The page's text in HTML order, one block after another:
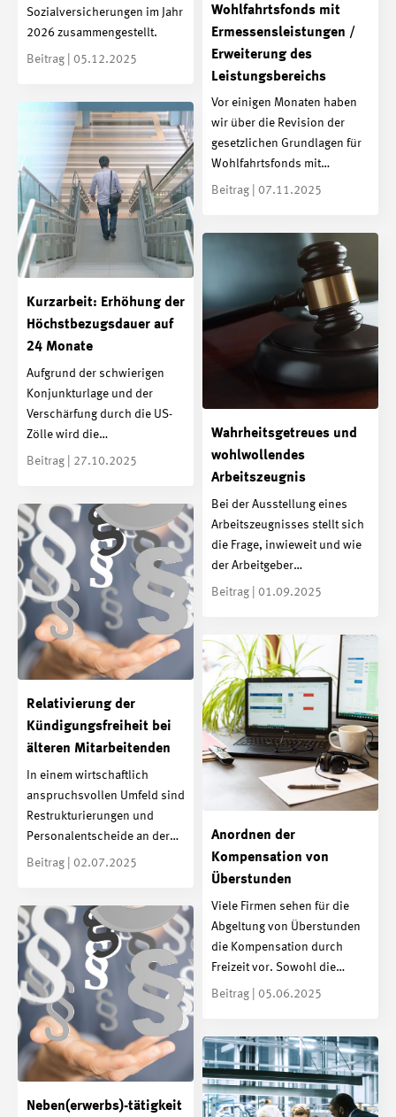
Sozialversicherungen im Jahr
2026 zusammengestellt.
Beitrag | 05.12.2025
Wohlfahrtsfonds mit
Ermessensleistungen /
Erweiterung des
Leistungsbereichs
Vor einigen Monaten haben
wir über die Revision der
gesetzlichen Grundlagen für
Wohlfahrtsfonds mit…
Beitrag | 07.11.2025
Kurzarbeit: Erhöhung der
Höchstbezugsdauer auf
24 Monate
Aufgrund der schwierigen
Konjunkturlage und der
Verschärfung durch die US-
Zölle wird die…
Beitrag | 27.10.2025
Wahrheitsgetreues und
wohlwollendes
Arbeitszeugnis
Bei der Ausstellung eines
Arbeitszeugnisses stellt sich
die Frage, inwieweit und wie
der Arbeitgeber…
Beitrag | 01.09.2025
Relativierung der
Kündigungsfreiheit bei
älteren Mitarbeitenden
In einem wirtschaftlich
anspruchsvollen Umfeld sind
Restrukturierungen und
Personalentscheide an der…
Beitrag | 02.07.2025
Anordnen der
Kompensation von
Überstunden
Viele Firmen sehen für die
Abgeltung von Überstunden
die Kompensation durch
Freizeit vor. Sowohl die…
Beitrag | 05.06.2025
Neben(erwerbs)-tätigkeit